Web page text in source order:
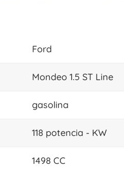
Ford
Mondeo 1.5 ST Line
gasolina
118 potencia - KW
1498 CC